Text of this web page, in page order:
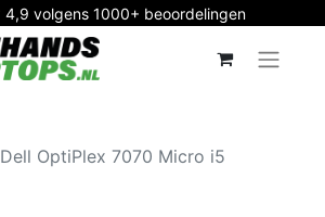
4,9 volgens 1000+ beoordelingen
Dell OptiPlex 7070 Micro i5